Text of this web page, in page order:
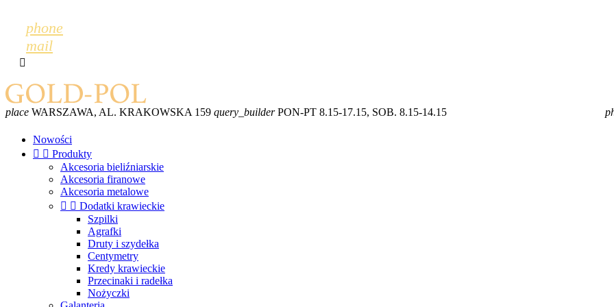
phone
mail

place WARSZAWA, AL. KRAKOWSKA 159 query_builderPON-PT 8.15-17.15, SOB. 8.15-14.15
Nowości
  Produkty
Akcesoria bieliźniarskie
Akcesoria firanowe
Akcesoria metalowe
  Dodatki krawieckie
Szpilki
Agrafki
Druty i szydełka
Centymetry
Kredy krawieckie
Przecinaki i radełka
Nożyczki